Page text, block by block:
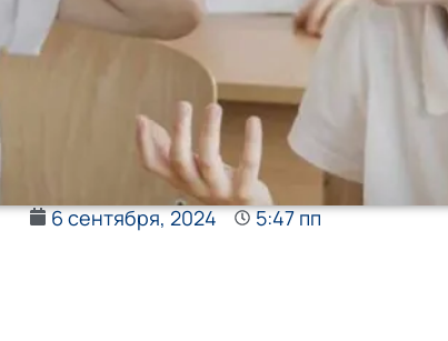
6 сентября, 2024 5:47 пп